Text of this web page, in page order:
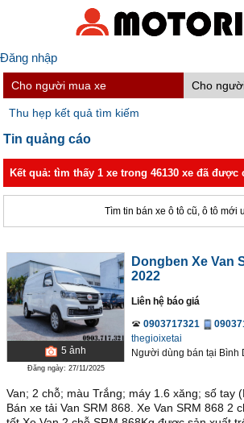
Đăng nhập
Cho người mua xe Cho
Thu hẹp kết quả tìm kiếm
Tin quảng cáo
Kết quả: tìm thấy 1 xe trong 46130 xe đã được
Tìm tin bán xe ô tô cũ, ô tô mới
5 ảnh
Đăng ngày: 27/11/2025
Dongben Xe Van
2022
Liên hệ báo giá
0903717321
thegioixetai
Người dùng bán tại Bình
Van; 2 chỗ; màu Trắng; máy 1.6 xăng; số tay
Bán xe tải Van SRM 868. Xe Van SRM 868 2